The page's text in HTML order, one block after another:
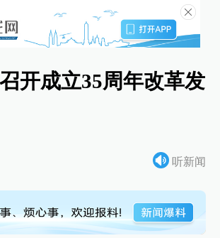
开成立35周年改革发
听新闻